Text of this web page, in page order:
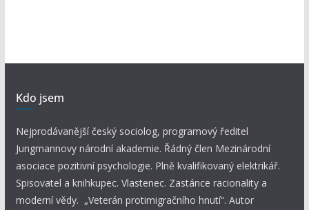
Kdo jsem
Nejprodávanější český sociolog, programový ředitel
Jungmannovy národní akademie. Řádný člen Mezinárodní
asociace pozitivní psychologie. Plně kvalifikovaný elektrikář.
Spisovatel a knihkupec. Vlastenec. Zastánce racionality a
moderní vědy. „Veterán protimigračního hnutí“. Autor